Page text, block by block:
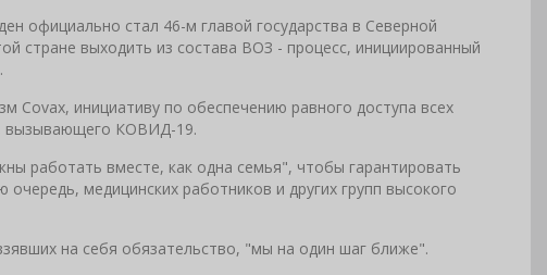
официально стал 46-м главой государства в Северной
стране выходить из состава ВОЗ - процесс, инициированный
Covax, инициативу по обеспечению равного доступа всех
вызывающего КОВИД-19.
работать вместе, как одна семья", чтобы гарантировать
очередь, медицинских работников и других групп высокого
на себя обязательство, "мы на один шаг ближе".